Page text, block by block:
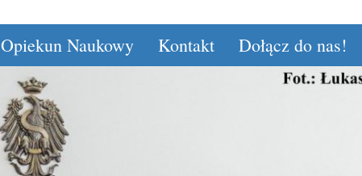
Opiekun Naukowy Kontakt Dołącz do nas!